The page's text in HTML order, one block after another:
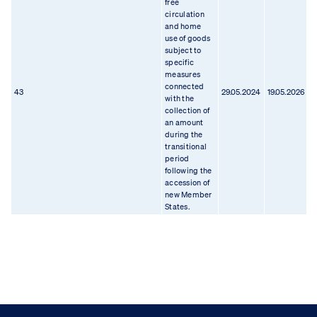
43
free
circulation
and home
use of goods
subject to
specific
measures
connected
with the
collection of
an amount
during the
transitional
period
following the
accession of
new Member
States.
29.05.2024 19.05.2026